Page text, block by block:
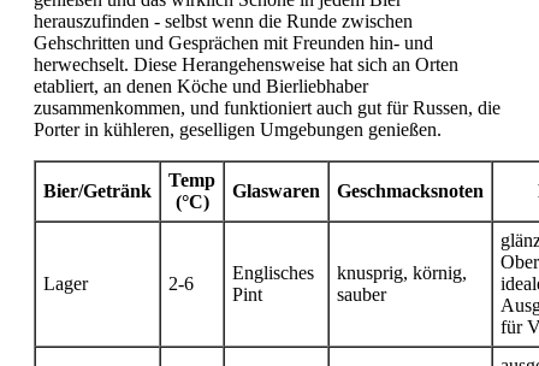
herauszufinden - selbst wenn die Runde zwischen
Gehschritten und Gesprächen mit Freunden hin- und
herwechselt. Diese Herangehensweise hat sich an Orten
etabliert, an denen Köche und Bierliebhaber
zusammenkommen, und funktioniert auch gut für Russen, die
Porter in kühleren, geselligen Umgebungen genießen.
Bier/Getränk
Temp
(°C)
Glaswaren Geschmacksnoten
Lager 2-6
Englisches
Pint
knusprig, körnig,
sauber
für